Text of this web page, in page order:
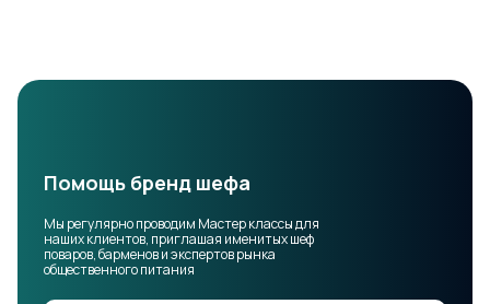
Помощь бренд шефа
Мы регулярно проводим Мастер классы для
наших клиентов, приглашая именитых шеф
поваров, барменов и экспертов рынка
общественного питания